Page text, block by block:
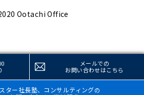
メールでの
お問い合わせはこちら
ター社長塾、コンサルティングの
Ootachi Office